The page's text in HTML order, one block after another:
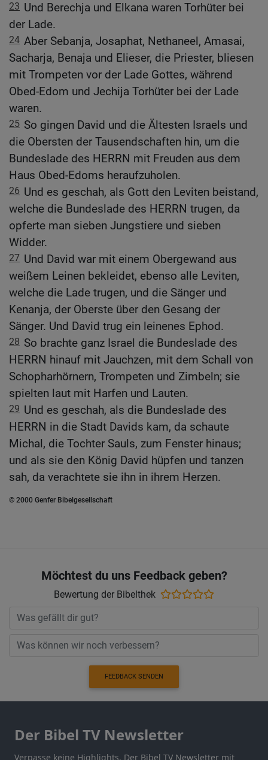
23 Und Berechja und Elkana waren Torhüter bei
der Lade.
24 Aber Sebanja, Josaphat, Nethaneel, Amasai,
Sacharja, Benaja und Elieser, die Priester, bliesen
mit Trompeten vor der Lade Gottes, während
Obed-Edom und Jechija Torhüter bei der Lade
waren.
25 So gingen David und die Ältesten Israels und
die Obersten der Tausendschaften hin, um die
Bundeslade des HERRN mit Freuden aus dem
Haus Obed-Edoms heraufzuholen.
26 Und es geschah, als Gott den Leviten beistand,
welche die Bundeslade des HERRN trugen, da
opferte man sieben Jungstiere und sieben
Widder.
27 Und David war mit einem Obergewand aus
weißem Leinen bekleidet, ebenso alle Leviten,
welche die Lade trugen, und die Sänger und
Kenanja, der Oberste über den Gesang der
Sänger. Und David trug ein leinenes Ephod.
28 So brachte ganz Israel die Bundeslade des
HERRN hinauf mit Jauchzen, mit dem Schall von
Schopharhörnern, Trompeten und Zimbeln; sie
spielten laut mit Harfen und Lauten.
29 Und es geschah, als die Bundeslade des
HERRN in die Stadt Davids kam, da schaute
Michal, die Tochter Sauls, zum Fenster hinaus;
und als sie den König David hüpfen und tanzen
sah, da verachtete sie ihn in ihrem Herzen.
© 2000 Genfer Bibelgesellschaft
Möchtest du uns Feedback geben?
Bewertung der Bibelthek
FEEDBACK SENDEN
Der Bibel TV Newsletter
Verpasse keine Highlights. Der Bibel TV Newsletter mit